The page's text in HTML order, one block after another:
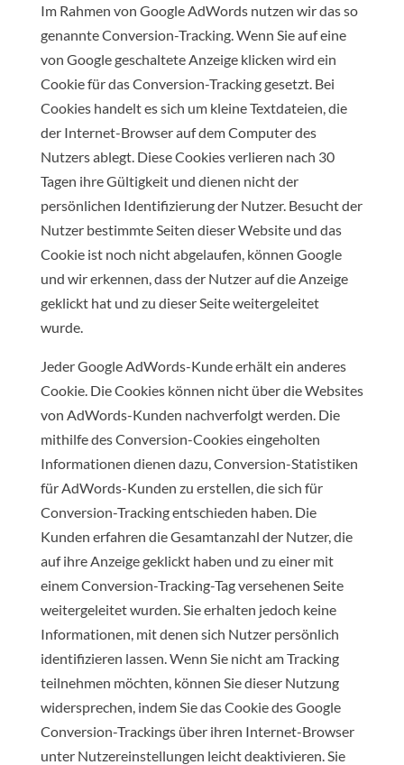
Im Rahmen von Google AdWords nutzen wir das so
genannte Conversion-Tracking. Wenn Sie auf eine
von Google geschaltete Anzeige klicken wird ein
Cookie für das Conversion-Tracking gesetzt. Bei
Cookies handelt es sich um kleine Textdateien, die
der Internet-Browser auf dem Computer des
Nutzers ablegt. Diese Cookies verlieren nach 30
Tagen ihre Gültigkeit und dienen nicht der
persönlichen Identifizierung der Nutzer. Besucht der
Nutzer bestimmte Seiten dieser Website und das
Cookie ist noch nicht abgelaufen, können Google
und wir erkennen, dass der Nutzer auf die Anzeige
geklickt hat und zu dieser Seite weitergeleitet
wurde.
Jeder Google AdWords-Kunde erhält ein anderes
Cookie. Die Cookies können nicht über die Websites
von AdWords-Kunden nachverfolgt werden. Die
mithilfe des Conversion-Cookies eingeholten
Informationen dienen dazu, Conversion-Statistiken
für AdWords-Kunden zu erstellen, die sich für
Conversion-Tracking entschieden haben. Die
Kunden erfahren die Gesamtanzahl der Nutzer, die
auf ihre Anzeige geklickt haben und zu einer mit
einem Conversion-Tracking-Tag versehenen Seite
weitergeleitet wurden. Sie erhalten jedoch keine
Informationen, mit denen sich Nutzer persönlich
identifizieren lassen. Wenn Sie nicht am Tracking
teilnehmen möchten, können Sie dieser Nutzung
widersprechen, indem Sie das Cookie des Google
Conversion-Trackings über ihren Internet-Browser
unter Nutzereinstellungen leicht deaktivieren. Sie